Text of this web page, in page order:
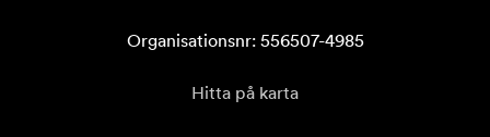
Organisationsnr: 556507-4985
Hitta på karta